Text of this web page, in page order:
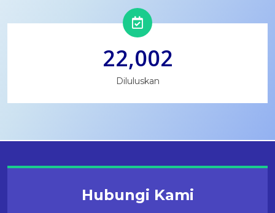
22,002
Diluluskan
Hubungi Kami